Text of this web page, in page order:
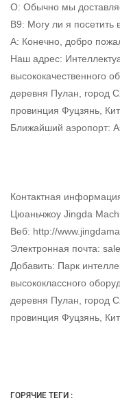
О: Обычно мы
В9: Могу ли я посетить
А: Конечно, добро
Наш адрес:
высококачественного
деревня Пулан, город
провинция Фуцзянь,
Ближайший аэропорт:
Контактная
Цюаньчжоу Jingda
Веб: http://
Электронная почта:
Добавить: Парк
высококлассного
деревня Пулан, город
провинция Фуцзянь,
ГОРЯЧИЕ ТЕГИ :